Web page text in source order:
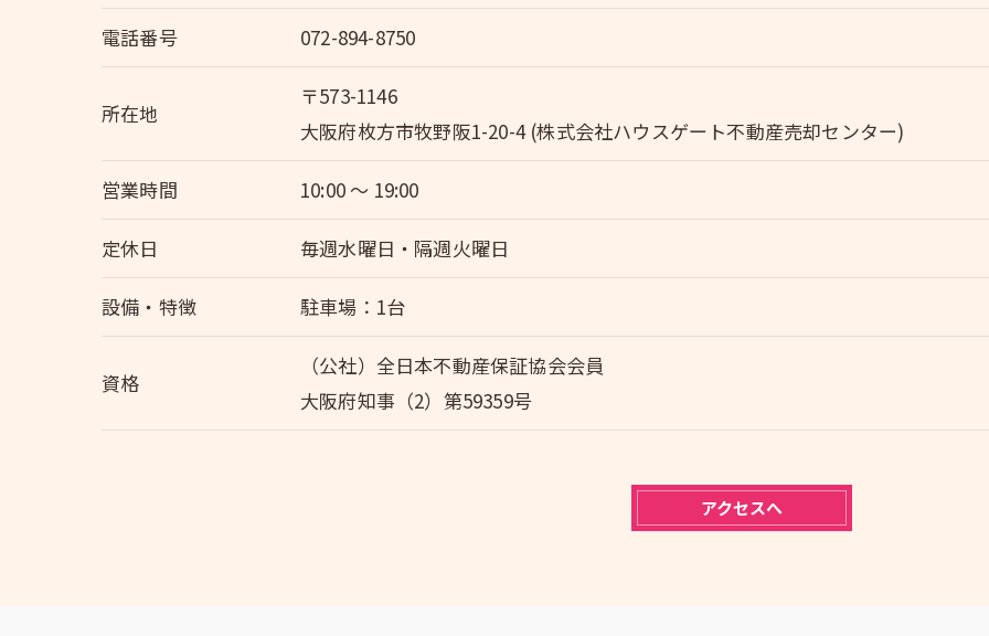
電話番号 072-894-8750
所在地
〒573-1146
大阪府枚方市牧野阪1-20-4 (株式会社ハウスゲート不動産売却センター)
営業時間 10:00 〜 19:00
定休日 毎週水曜日・隔週火曜日
設備・特徴 駐車場：1台
資格
（公社）全日本不動産保証協会会員
大阪府知事（2）第59359号
アクセスへ